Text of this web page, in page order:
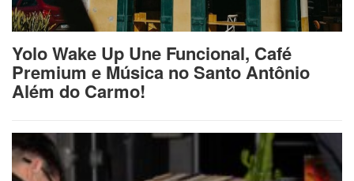
Yolo Wake Up Une Funcional, Café
Premium e Música no Santo Antônio
Além do Carmo!